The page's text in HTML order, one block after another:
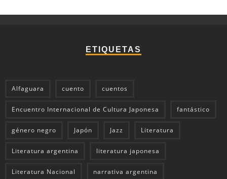
ETIQUETAS
Alfaguara cuento cuentos
Encuentro Internacional de Cultura Japonesa fantástico
género negro Japón Jazz Literatura
Literatura argentina literatura japonesa
Literatura Nacional narrativa argentina